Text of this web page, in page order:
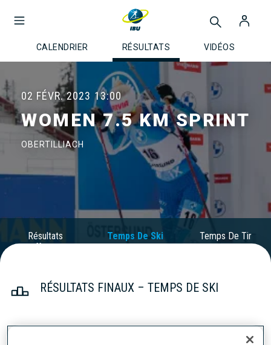
CALENDRIER RÉSULTATS VIDÉOS
02 FÉVR. 2023 13:00
WOMEN 7.5 KM SPRINT
OBERTILLIACH
Résultats
Officiels
Temps De Ski Temps De Tir
RÉSULTATS FINAUX – TEMPS DE SKI